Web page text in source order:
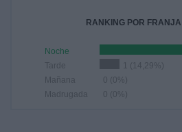
RANKING POR
Noche
Tarde
1 (14,29%)
Mañana
0 (0%)
Madrugada
0 (0%)